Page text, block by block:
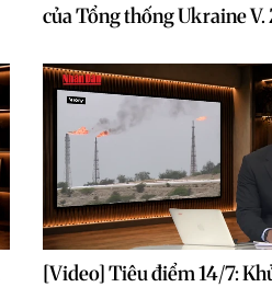
của Tổng thống Ukraine
[Video] Tiêu điểm 14/7: